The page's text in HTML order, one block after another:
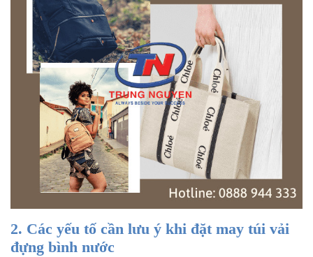
2. Các yếu tố cần lưu ý khi đặt may túi vải
đựng bình nước